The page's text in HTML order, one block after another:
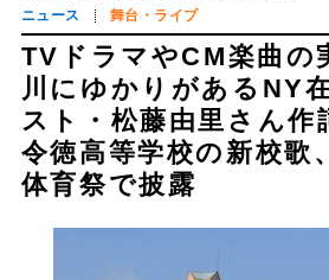
ニュース 舞台・ライブ
​​​TVドラマやCM楽曲の
川にゆかりがあるNY
スト・松藤由里さん作
令徳高等学校の新校歌
体育祭で披露